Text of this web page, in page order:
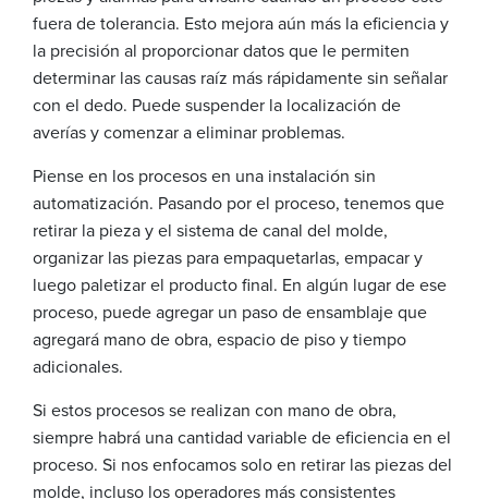
fuera de tolerancia. Esto mejora aún más la eficiencia y
la precisión al proporcionar datos que le permiten
determinar las causas raíz más rápidamente sin señalar
con el dedo. Puede suspender la localización de
averías y comenzar a eliminar problemas.
Piense en los procesos en una instalación sin
automatización. Pasando por el proceso, tenemos que
retirar la pieza y el sistema de canal del molde,
organizar las piezas para empaquetarlas, empacar y
luego paletizar el producto final. En algún lugar de ese
proceso, puede agregar un paso de ensamblaje que
agregará mano de obra, espacio de piso y tiempo
adicionales.
Si estos procesos se realizan con mano de obra,
siempre habrá una cantidad variable de eficiencia en el
proceso. Si nos enfocamos solo en retirar las piezas del
molde, incluso los operadores más consistentes